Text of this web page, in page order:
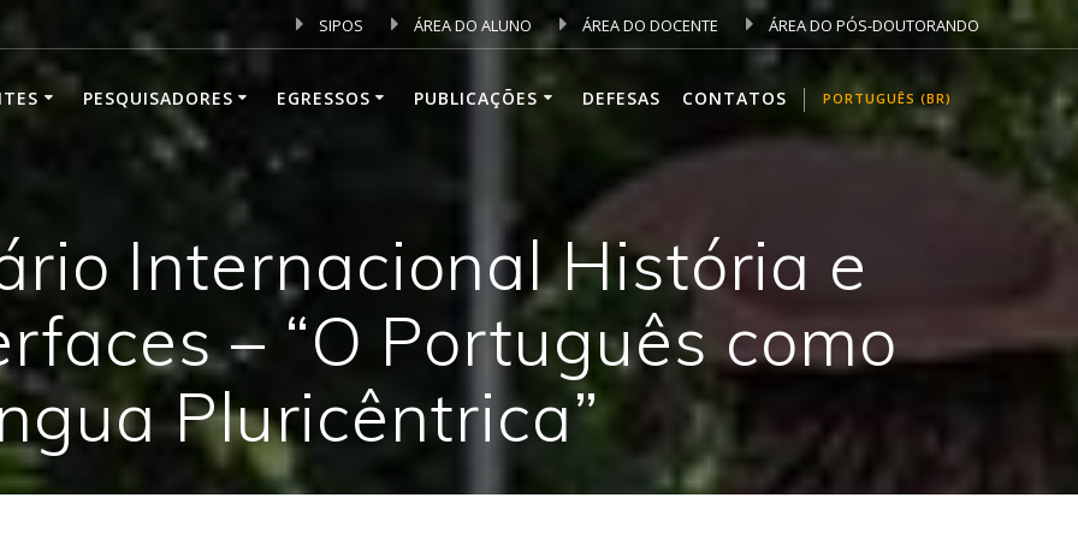
SIPOS ÁREA DO ALUNO ÁREA DO DOCENTE ÁREA DO PÓS-DOUTORANDO
PESQUISADORES EGRESSOS PUBLICAÇÕES DEFESAS CONTATOS PORTUGUÊS (BR)
Internacional História e
– “O Português como
Pluricêntrica”